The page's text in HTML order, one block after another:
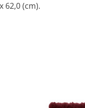
62,0 (cm).